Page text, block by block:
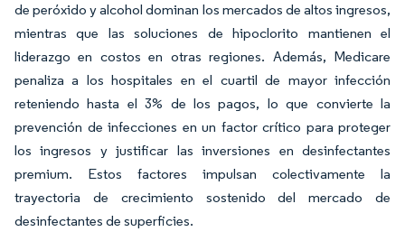
de peróxido y alcohol dominan los mercados de altos ingresos,
mientras que las soluciones de hipoclorito mantienen el
liderazgo en costos en otras regiones. Además, Medicare
penaliza a los hospitales en el cuartil de mayor infección
reteniendo hasta el 3% de los pagos, lo que convierte la
prevención de infecciones en un factor crítico para proteger
los ingresos y justificar las inversiones en desinfectantes
premium. Estos factores impulsan colectivamente la
trayectoria de crecimiento sostenido del mercado de
desinfectantes de superficies.